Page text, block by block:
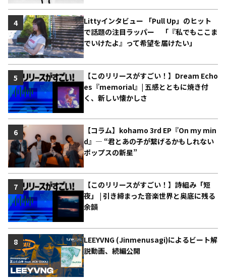
Littyインタビュー 「Pull Up」のヒット
で話題の注目ラッパー 「『私でもここま
でいけたよ』って希望を届けたい」
4
【このリリースがすごい！】Dream Echo
es『memorial』| 五感とともに焼き付
く、新しい懐かしさ
5
【コラム】kohamo 3rd EP『On my min
d』― “君とあの子が繋げるかもしれない
ポップスの新星”
6
【このリリースがすごい！】詩組み「短
夜」 | 引き締まった音楽世界と奥底に残る
余韻
7
LEEYVNG (Jinmenusagi)によるビート解
説動画、続編公開
8